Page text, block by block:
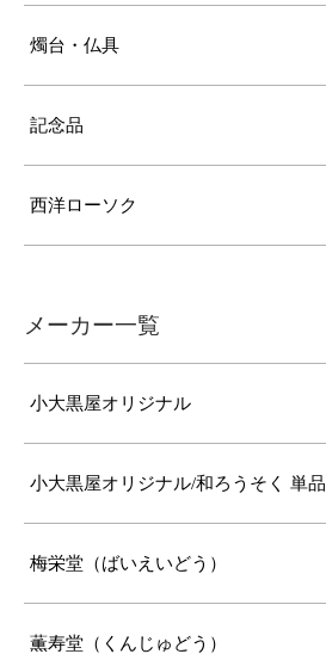
燭台・仏具
記念品
西洋ローソク
メーカー一覧
小大黒屋オリジナル
小大黒屋オリジナル/和ろうそく 単品
梅栄堂（ばいえいどう）
薫寿堂（くんじゅどう）